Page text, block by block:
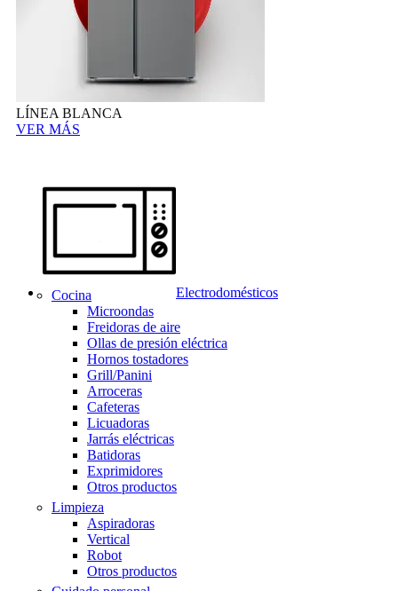
LÍNEA BLANCA
VER MÁS
Electrodomésticos
Cocina
Microondas
Freidoras de aire
Ollas de presión eléctrica
Hornos tostadores
Grill/Panini
Arroceras
Cafeteras
Licuadoras
Jarrás eléctricas
Batidoras
Exprimidores
Otros productos
Limpieza
Aspiradoras
Vertical
Robot
Otros productos